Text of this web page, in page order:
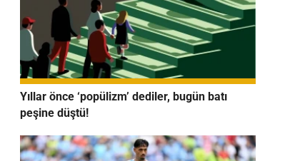
Yıllar önce ‘popülizm’ dediler, bugün batı
peşine düştü!